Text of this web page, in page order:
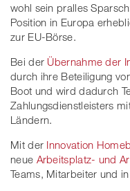
wohl sein pralles
Position in Europa
zur EU-Börse.
Bei der Übernahme der
durch ihre Beteiligung
Boot und wird dadurch
Zahlungsdienstleisters
Ländern.
Mit der Innovation
neue Arbeitsplatz- und
Teams, Mitarbeiter und